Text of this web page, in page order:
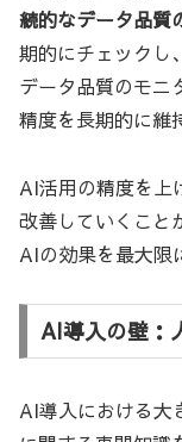
続的なデータ品質
期的にチェックし
データ品質のモニ
精度を長期的に維
AI活用の精度を上
改善していくこと
AIの効果を最大限
AI導入の壁：
AI導入における大